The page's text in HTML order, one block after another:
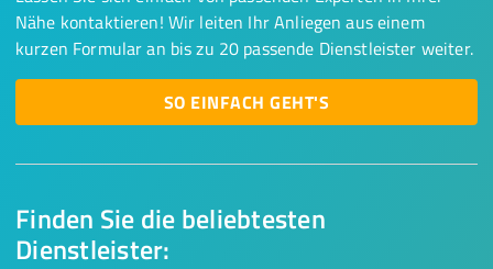
Finden Sie die beliebtesten
Dienstleister:
Nähe kontaktieren! Wir leiten Ihr Anliegen aus einem
kurzen Formular an bis zu 20 passende Dienstleister weiter.
SO EINFACH GEHT'S